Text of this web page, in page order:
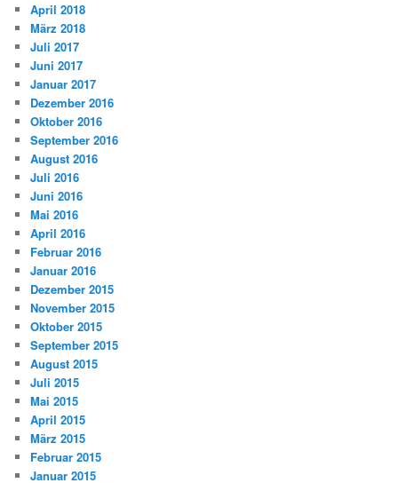
April 2018
März 2018
Juli 2017
Juni 2017
Januar 2017
Dezember 2016
Oktober 2016
September 2016
August 2016
Juli 2016
Juni 2016
Mai 2016
April 2016
Februar 2016
Januar 2016
Dezember 2015
November 2015
Oktober 2015
September 2015
August 2015
Juli 2015
Mai 2015
April 2015
März 2015
Februar 2015
Januar 2015